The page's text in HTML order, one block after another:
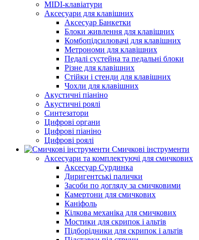
MIDI-клавіатури
Аксесуари для клавішних
Аксесуар Банкетки
Блоки живлення для клавішних
Комбопідсилювачі для клавішних
Метрономи для клавішних
Педалі сустейна та педальні блоки
Різне для клавішних
Стійки і стенди для клавішних
Чохли для клавішних
Акустичні піаніно
Акустичні роялі
Синтезатори
Цифрові органи
Цифрові піаніно
Цифрові роялі
Смичкові інструменти
Аксесуари та комплектуючі для смичкових
Аксесуар Сурдинка
Диригентські палички
Засоби по догляду за смичковими
Камертони для смичкових
Каніфоль
Кілкова механіка для смичкових
Мостики для скрипок і альтів
Підборiдники для скрипок і альтів